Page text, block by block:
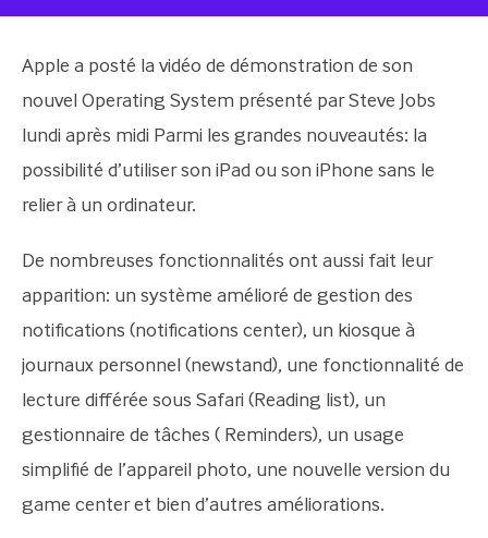
Apple a posté la vidéo de démonstration de son
nouvel Operating System présenté par Steve Jobs
lundi après midi Parmi les grandes nouveautés: la
possibilité d’utiliser son iPad ou son iPhone sans le
relier à un ordinateur.
De nombreuses fonctionnalités ont aussi fait leur
apparition: un système amélioré de gestion des
notifications (notifications center), un kiosque à
journaux personnel (newstand), une fonctionnalité de
lecture différée sous Safari (Reading list), un
gestionnaire de tâches ( Reminders), un usage
simplifié de l’appareil photo, une nouvelle version du
game center et bien d’autres améliorations.